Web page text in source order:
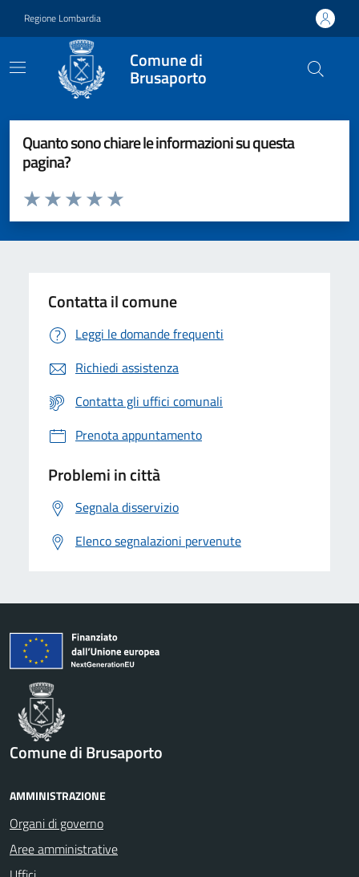
Regione Lombardia
Comune di
Brusaporto
Quanto sono chiare le informazioni su questa
pagina?
Valuta da 1 a 5 stelle la pagina
Valuta 5 stelle su 5
Valuta 4 stelle su 5
Valuta 3 stelle su 5
Valuta 2 stelle su 5
Valuta 1 stelle su 5
Contatta il comune
Leggi le domande frequenti
Richiedi assistenza
Contatta gli uffici comunali
Prenota appuntamento
Problemi in città
Segnala disservizio
Elenco segnalazioni pervenute
Comune di Brusaporto
AMMINISTRAZIONE
Organi di governo
Aree amministrative